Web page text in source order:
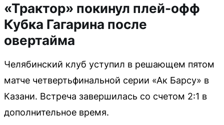
«Трактор» покинул плей-офф
Кубка Гагарина после
овертайма
Челябинский клуб уступил в решающем пятом
матче четвертьфинальной серии «Ак Барсу» в
Казани. Встреча завершилась со счетом 2:1 в
дополнительное время.